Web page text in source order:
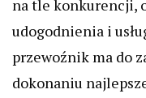
na tle konkurencji,
udogodnienia i
przewoźnik ma do
dokonaniu